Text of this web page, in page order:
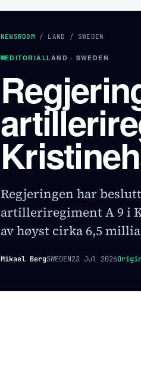
NEWSROOM / LAND / SWEDEN
EDITORIALLAND · SWEDEN
Regjeringen har
artilleriregiment A 9 i
av høyst cirka 6,5
Mikael BergSWEDEN23 Jul 2026